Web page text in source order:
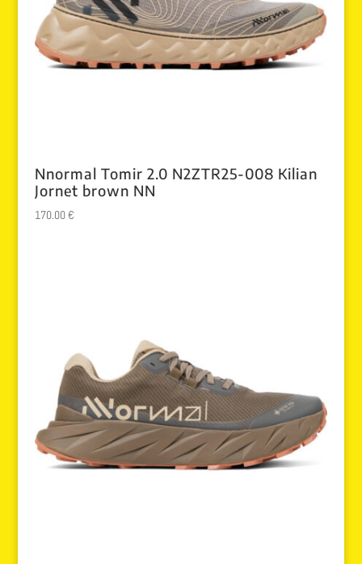
Nnormal Tomir 2.0 N2ZTR25-008 Kilian
Jornet brown NN
170.00€